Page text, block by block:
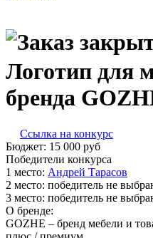
Логотип для
бренда
Ссылка на конкурс
Бюджет: 15 000 руб
Победители конкурса
1 место: Ан­дрей Та­расов
2 место: победитель не
3 место: победитель не
О бренде:
GOZHE – бренд мебели и